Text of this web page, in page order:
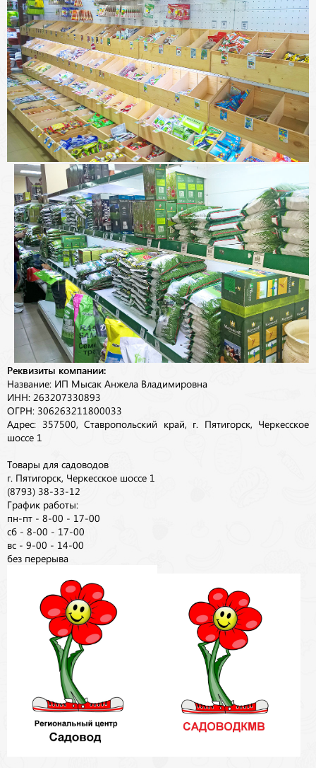
Реквизиты компании:
Название: ИП Мысак Анжела Владимировна
ИНН: 263207330893
ОГРН: 306263211800033
Адрес: 357500, Ставропольский край, г. Пятигорск, Черкесское
шоссе 1
Товары для садоводов
г. Пятигорск, Черкесское шоссе 1
(8793) 38-33-12
График работы:
пн-пт - 8-00 - 17-00
сб - 8-00 - 17-00
вс - 9-00 - 14-00
без перерыва